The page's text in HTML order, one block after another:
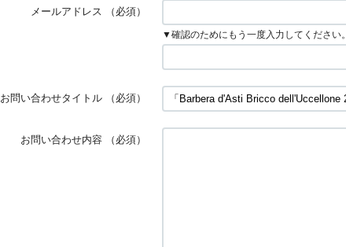
メールアドレス （必須）
▼確認のためにもう一度入力してください。
お問い合わせタイトル （必須）
お問い合わせ内容 （必須）